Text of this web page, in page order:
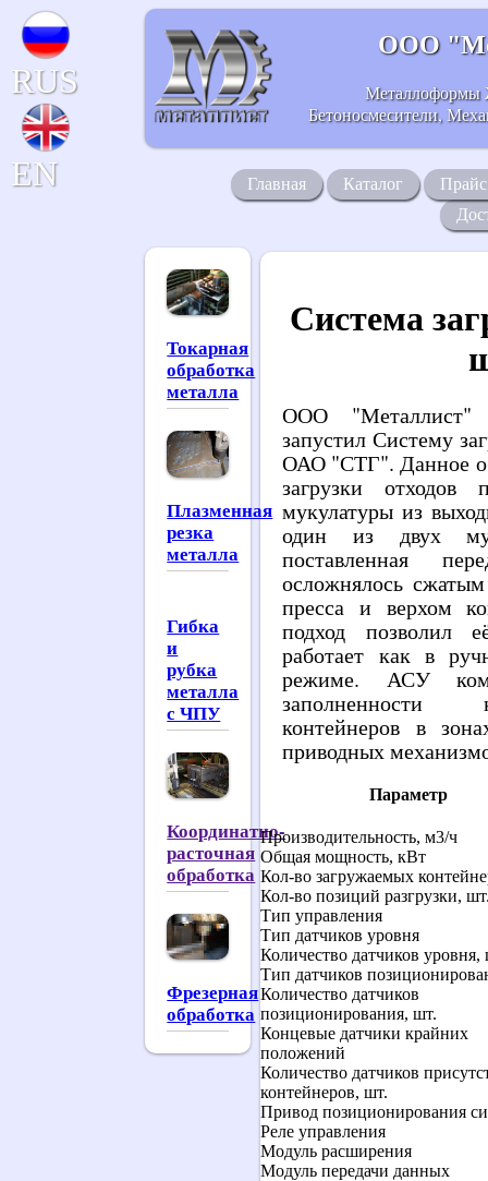
RUS
EN
ООО
Бетоносмесители,
Главная Каталог
Прайс
Токарная
обработка
металла
Плазменная
резка
металла
Гибка
и
рубка
металла
с ЧПУ
Координатно-
расточная
обработка
Фрезерная
обработка
Система
ООО "Металлист"
запустил Систему
ОАО "СТГ". Данное
загрузки отходов
мукулатуры из
один из двух
поставленная
осложнялось
пресса и верхом
подход позволил
работает как в
режиме. АСУ
заполненности
контейнеров в
приводных
Параметр
Производительность, м3/ч
Общая мощность, кВт
Кол-во загружаемых
Кол-во позиций разгрузки,
Тип управления
Тип датчиков уровня
Количество датчиков уровня,
Тип датчиков
Количество датчиков
позиционирования, шт.
Концевые датчики крайних
положений
Количество датчиков
контейнеров, шт.
Привод позиционирования
Реле управления
Модуль расширения
Модуль передачи данных